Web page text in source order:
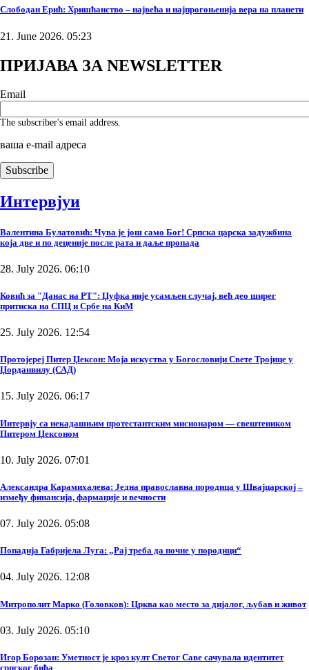
Слободан Ерић: Хришћанство – највећа и најпрогоњенија вера на планети
21. June 2026. 05:23
ПРИЈАВА ЗА NEWSLETTER
Email
The subscriber's email address.
ваша е-mail адреса
Интервјуи
Валентина Булатовић: Чува је још само Бог! Српска царска задужбина
која две и по деценије после рата и даље пропада
28. July 2026. 06:10
Ковић за "Данас на РТ": Џуфка није усамљен случај, већ део ширег
притиска на СПЦ и Србе на КиМ
25. July 2026. 12:54
Протојереј Питер Џексон: Моја искуства у Богословији Свете Тројице у
Џорданвилу (САД)
15. July 2026. 06:17
Интервју са некадашњим протестантским мисионаром — свештеником
Питером Џексоном
10. July 2026. 07:01
Александра Карамихалева: Једна православна породица у Швајцарској –
између финансија, фармације и вечности
07. July 2026. 05:08
Попадија Габријела Луга: „Рај треба да почне у породици“
04. July 2026. 12:08
Митрополит Марко (Головков): Црква као место за дијалог, љубав и живот
03. July 2026. 05:10
Игор Борозан: Уметност је кроз култ Светог Саве сачувала идентитет
српског бића